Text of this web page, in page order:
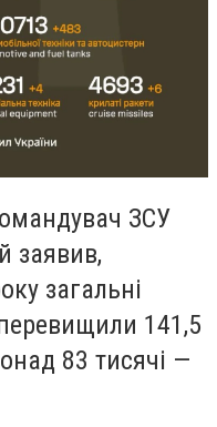
ЗСУ
заявив,
загальні
перевищили 141,5
83 тисячі —